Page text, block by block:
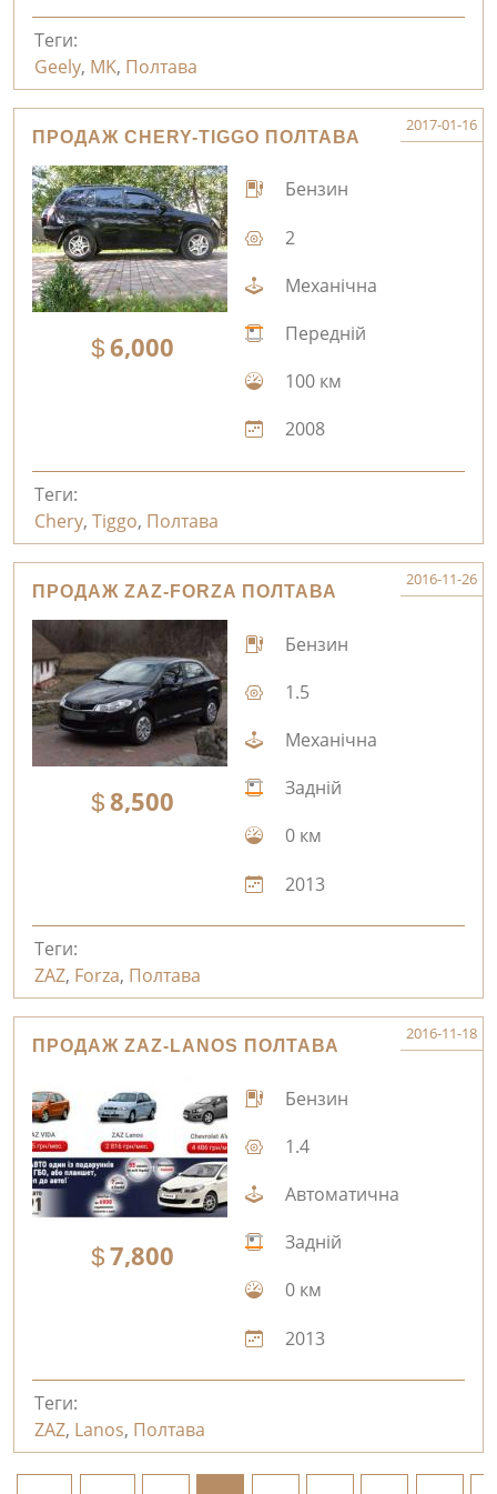
Теги:
Geely, MK, Полтава
ПРОДАЖ CHERY-TIGGO ПОЛТАВА
2017-01-16
6,000
Бензин
2
Механічна
Передній
100 км
2008
Теги:
Chery, Tiggo, Полтава
ПРОДАЖ ZAZ-FORZA ПОЛТАВА
2016-11-26
8,500
Бензин
1.5
Механічна
Задній
0 км
2013
Теги:
ZAZ, Forza, Полтава
ПРОДАЖ ZAZ-LANOS ПОЛТАВА
2016-11-18
7,800
Бензин
1.4
Автоматична
Задній
0 км
2013
Теги:
ZAZ, Lanos, Полтава